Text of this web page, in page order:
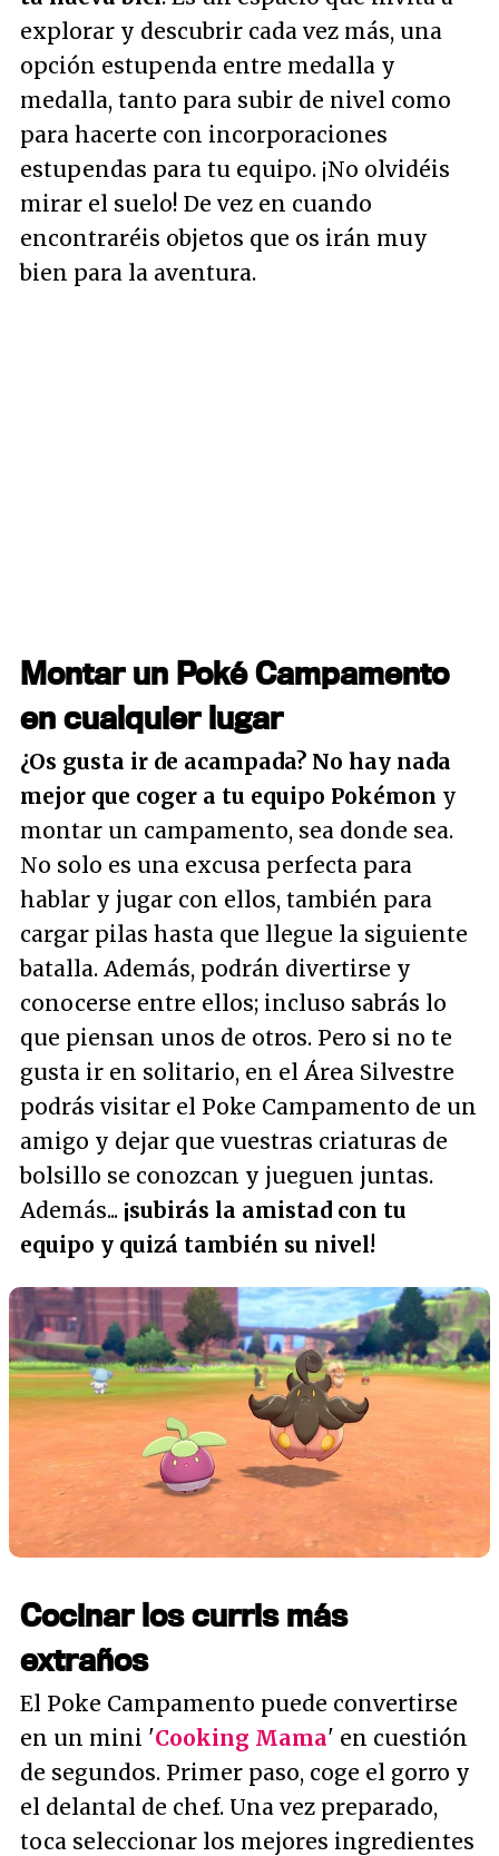
explorar y descubrir cada vez más, una
opción estupenda entre medalla y
medalla, tanto para subir de nivel como
para hacerte con incorporaciones
estupendas para tu equipo. ¡No olvidéis
mirar el suelo! De vez en cuando
encontraréis objetos que os irán muy
bien para la aventura.
Montar un Poké Campamento
en cualquier lugar
¿Os gusta ir de acampada? No hay nada
mejor que coger a tu equipo Pokémon y
montar un campamento, sea donde sea.
No solo es una excusa perfecta para
hablar y jugar con ellos, también para
cargar pilas hasta que llegue la siguiente
batalla. Además, podrán divertirse y
conocerse entre ellos; incluso sabrás lo
que piensan unos de otros. Pero si no te
gusta ir en solitario, en el Área Silvestre
podrás visitar el Poke Campamento de un
amigo y dejar que vuestras criaturas de
bolsillo se conozcan y jueguen juntas.
Además... ¡subirás la amistad con tu
equipo y quizá también su nivel!
Cocinar los curris más
extraños
El Poke Campamento puede convertirse
en un mini 'Cooking Mama' en cuestión
de segundos. Primer paso, coge el gorro y
el delantal de chef. Una vez preparado,
toca seleccionar los mejores ingredientes